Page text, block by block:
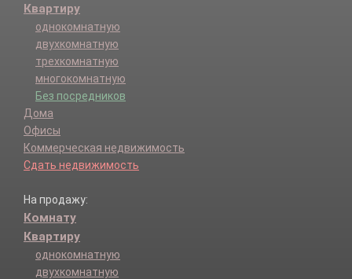
Квартиру
однокомнатную
двухкомнатную
трехкомнатную
многокомнатную
Без посредников
Дома
Офисы
Коммерческая недвижимость
Сдать недвижимость
На продажу:
Комнату
Квартиру
однокомнатную
двухкомнатную